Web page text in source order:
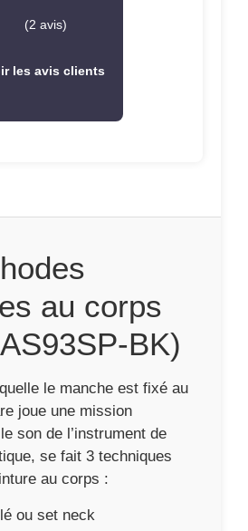
(2 avis)
les avis clients
au corps
BK)
le manche est fixé au
joue une mission
son de l’instrument de
se fait 3 techniques
au corps :
ou set neck